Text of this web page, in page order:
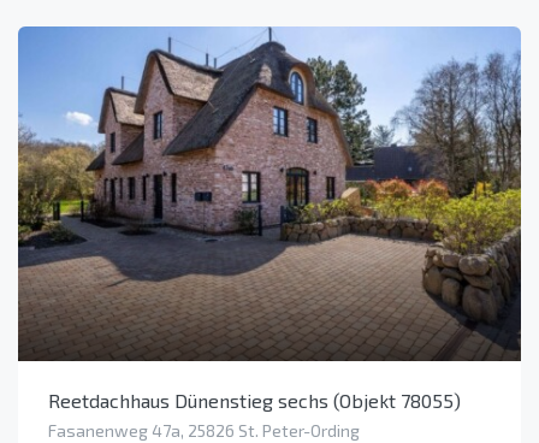
Reetdachhaus Dünenstieg sechs (Objekt 78055)
Fasanenweg 47a, 25826 St. Peter-Ording